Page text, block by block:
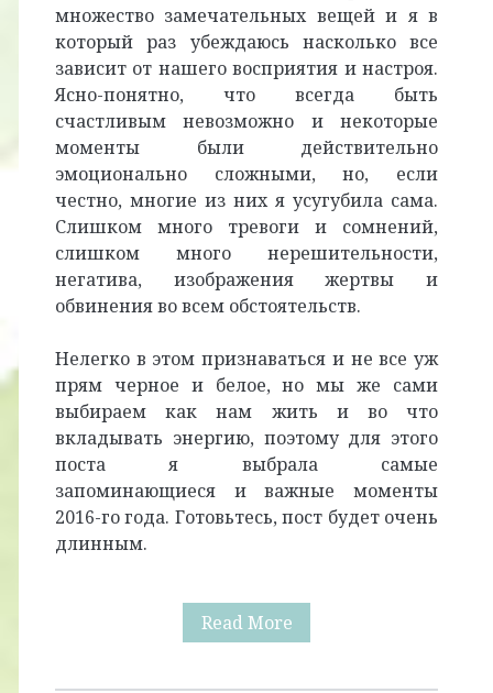
множество замечательных вещей и я в
который раз убеждаюсь насколько все
зависит от нашего восприятия и настроя.
Ясно-понятно, что всегда быть
счастливым невозможно и некоторые
моменты были действительно
эмоционально сложными, но, если
честно, многие из них я усугубила сама.
Слишком много тревоги и сомнений,
слишком много нерешительности,
негатива, изображения жертвы и
обвинения во всем обстоятельств.
Нелегко в этом признаваться и не все уж
прям черное и белое, но мы же сами
выбираем как нам жить и во что
вкладывать энергию, поэтому для этого
поста я выбрала самые
запоминающиеся и важные моменты
2016-го года. Готовьтесь, пост будет очень
длинным.
Read More2016: